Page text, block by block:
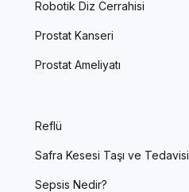
Robotik Diz Cerrahisi
Prostat Kanseri
Prostat Ameliyatı
Reflü
Safra Kesesi Taşı ve Tedavisi
Sepsis Nedir?